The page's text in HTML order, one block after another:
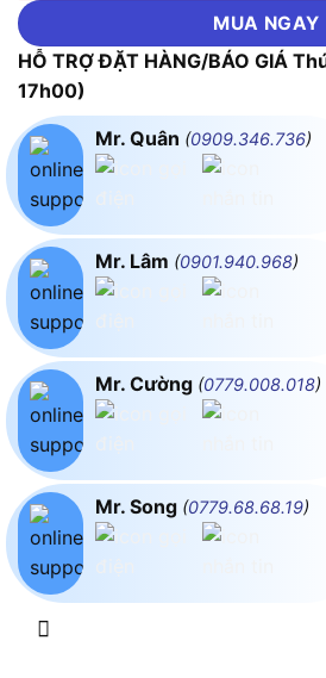
MUA NGAY
HỖ TRỢ ĐẶT HÀNG/BÁO GIÁ
17h00)
Mr. Quân (0909.346.736)
Mr. Lâm (0901.940.968)
Mr. Cường (0779.008.018)
Mr. Song (0779.68.68.19)